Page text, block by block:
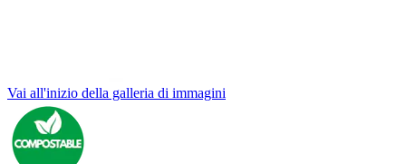
Vai all'inizio della galleria di immagini